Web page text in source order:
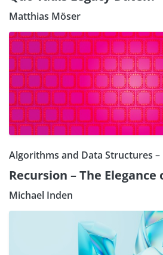
Matthias Möser
Algorithms and Data Structures –
Recursion – The
Michael Inden